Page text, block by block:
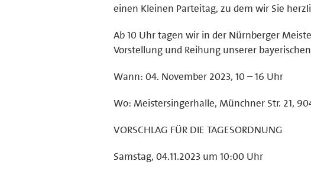
einen Kleinen Parteitag, zu dem wir Sie
Ab 10 Uhr tagen wir in der Nürnberger
Vorstellung und Reihung unserer
Wann: 04. November 2023, 10 – 16 Uhr
Wo: Meistersingerhalle, Münchner Str. 21,
VORSCHLAG FÜR DIE TAGESORDNUNG
Samstag, 04.11.2023 um 10:00 Uhr